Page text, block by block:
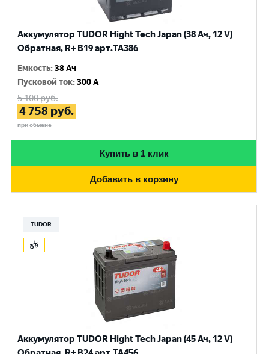
Аккумулятор TUDOR Hight Tech Japan (38 Ач, 12 V)
Обратная, R+ B19 арт.TA386
Емкость:38 Ач
Пусковой ток:300 A
5 100руб.
4 758 руб.
при обмене
Купить в 1 клик
Добавить в корзину
TUDOR
Аккумулятор TUDOR Hight Tech Japan (45 Ач, 12 V)